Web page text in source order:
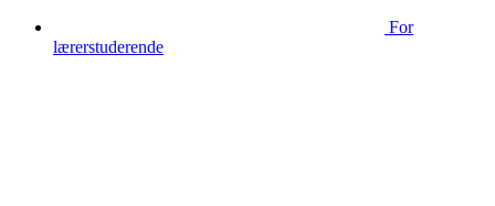
For
lærerstuderende